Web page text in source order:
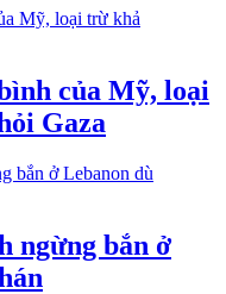
của Mỹ, loại
Gaza
ngừng bắn ở